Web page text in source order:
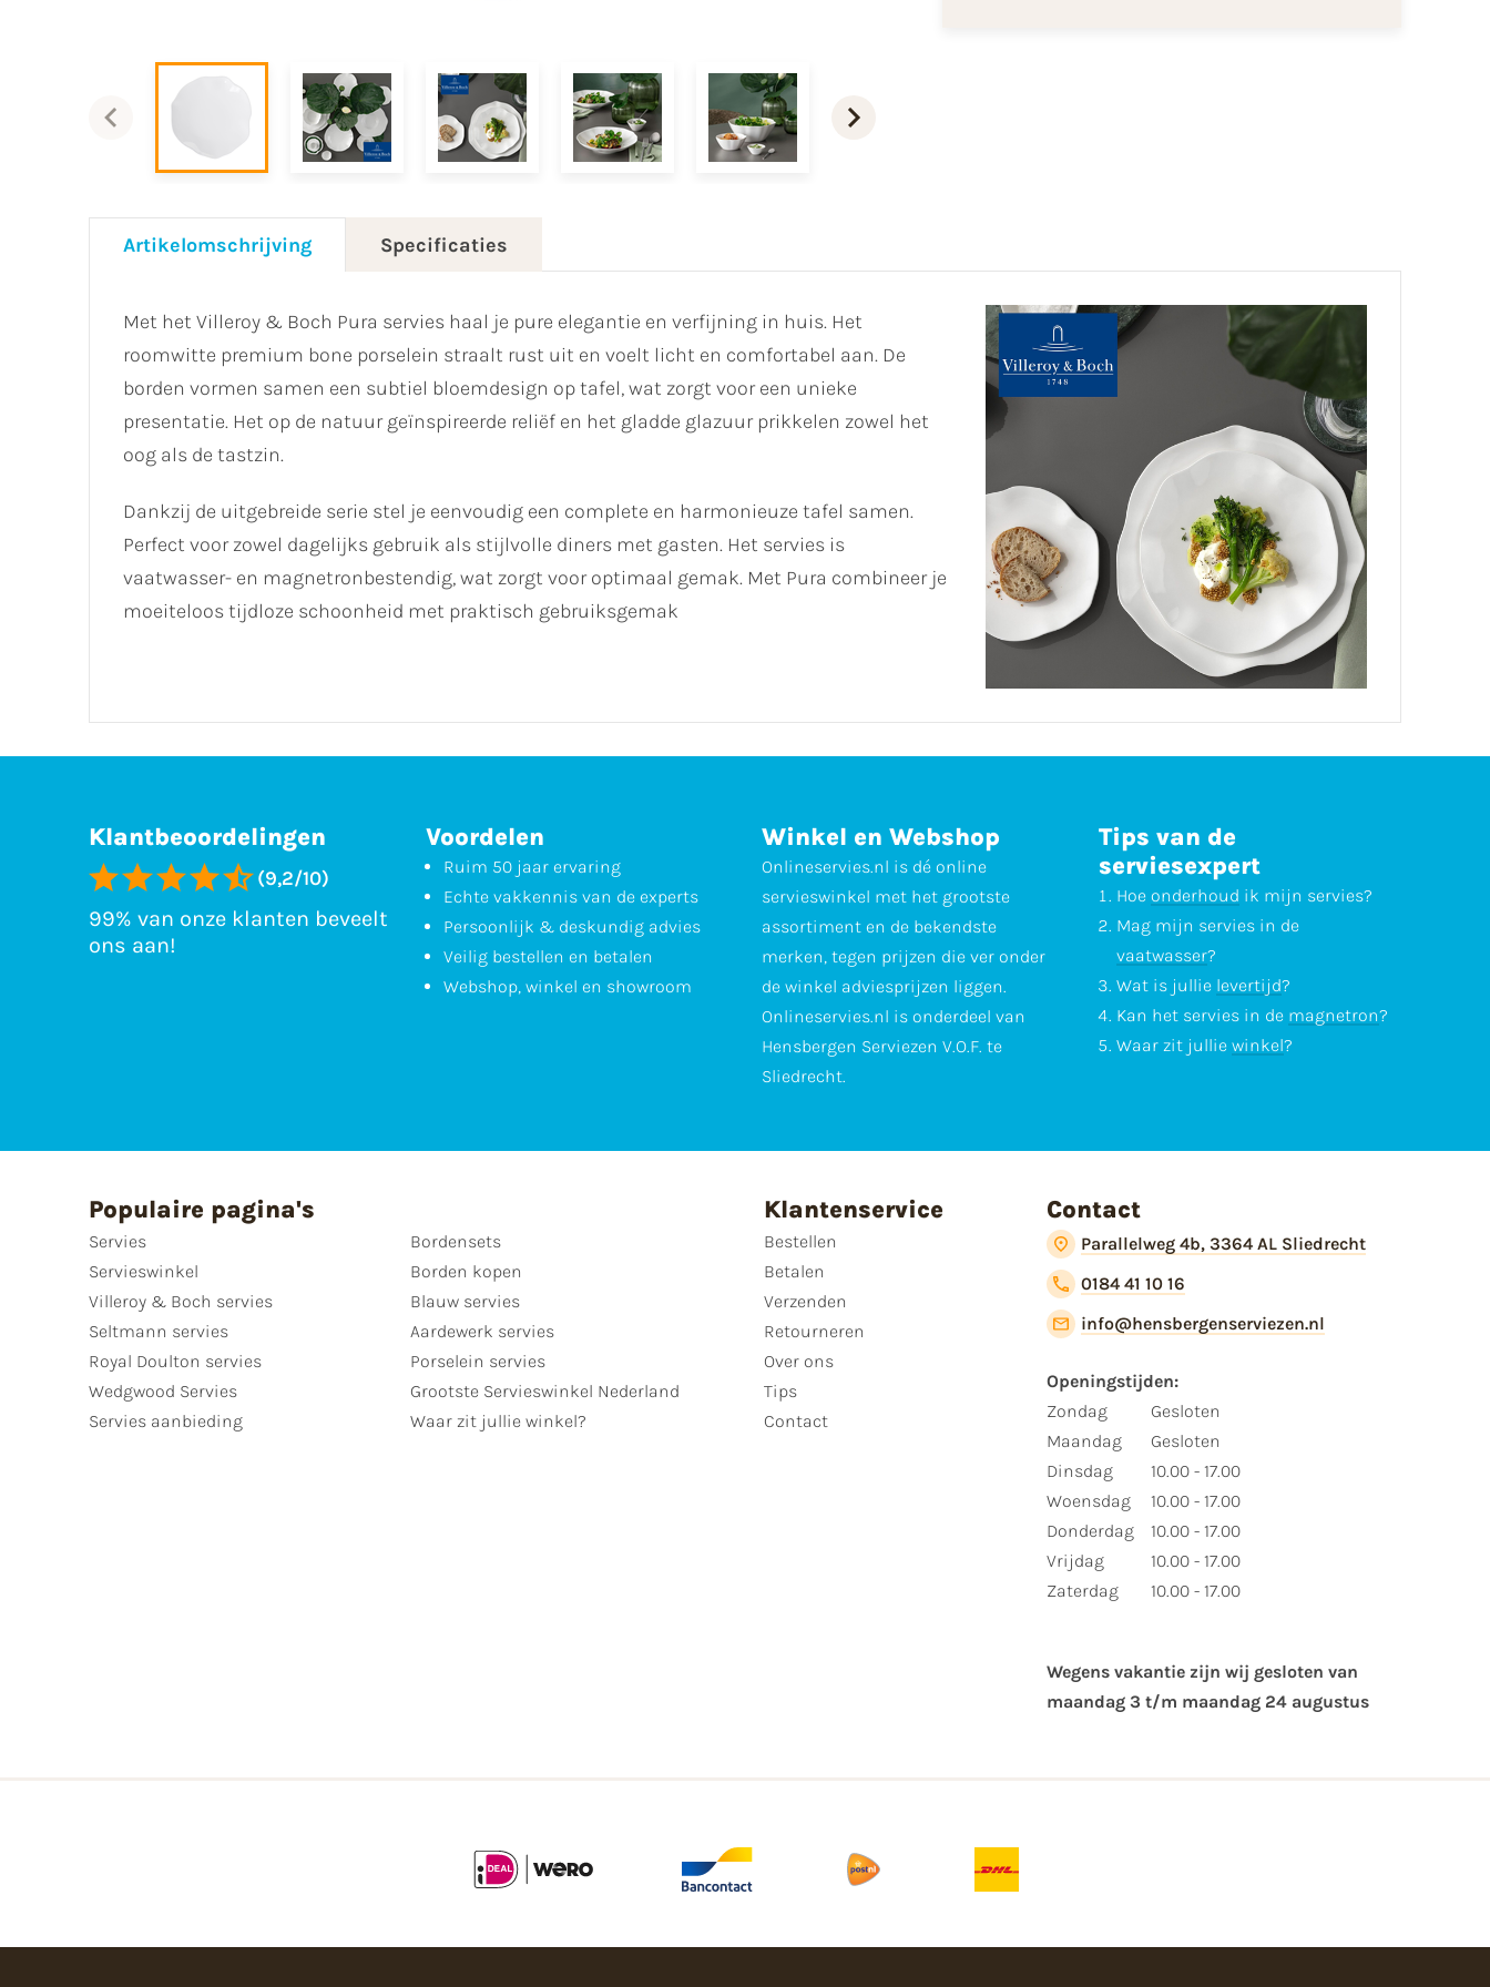
Artikelomschrijving Specificaties
Met het Villeroy & Boch Pura servies haal je pure elegantie en verfijning in huis. Het
roomwitte premium bone porselein straalt rust uit en voelt licht en comfortabel aan. De
borden vormen samen een subtiel bloemdesign op tafel, wat zorgt voor een unieke
presentatie. Het op de natuur geïnspireerde reliëf en het gladde glazuur prikkelen zowel het
oog als de tastzin.
Dankzij de uitgebreide serie stel je eenvoudig een complete en harmonieuze tafel samen.
Perfect voor zowel dagelijks gebruik als stijlvolle diners met gasten. Het servies is
vaatwasser- en magnetronbestendig, wat zorgt voor optimaal gemak. Met Pura combineer je
moeiteloos tijdloze schoonheid met praktisch gebruiksgemak
Klantbeoordelingen
(9,2/10)
99% van onze klanten beveelt
ons aan!
Voordelen
Ruim 50 jaar ervaring
Echte vakkennis van de experts
Persoonlijk & deskundig advies
Veilig bestellen en betalen
Webshop, winkel en showroom
Winkel en Webshop
Onlineservies.nl is dé online
servieswinkel met het grootste
assortiment en de bekendste
merken, tegen prijzen die ver onder
de winkel adviesprijzen liggen.
Onlineservies.nl is onderdeel van
Hensbergen Serviezen V.O.F. te
Sliedrecht.
Tips van de
serviesexpert
Hoe onderhoud ik mijn servies?
Mag mijn servies in de
vaatwasser?
Wat is jullie levertijd?
Kan het servies in de magnetron?
Waar zit jullie winkel?
Populaire pagina's
Servies
Servieswinkel
Villeroy & Boch servies
Seltmann servies
Royal Doulton servies
Wedgwood Servies
Servies aanbieding
Bordensets
Borden kopen
Blauw servies
Aardewerk servies
Porselein servies
Grootste Servieswinkel Nederland
Waar zit jullie winkel?
Klantenservice
Bestellen
Betalen
Verzenden
Retourneren
Over ons
Tips
Contact
Contact
Parallelweg 4b, 3364 AL Sliedrecht
0184 41 10 16
info@hensbergenserviezen.nl
Openingstijden:
Zondag
Maandag
Dinsdag
Woensdag
Donderdag
Vrijdag
Zaterdag
Gesloten
Gesloten
10.00 - 17.00
10.00 - 17.00
10.00 - 17.00
10.00 - 17.00
10.00 - 17.00
Wegens vakantie zijn wij gesloten van ​
maandag 3 t/m maandag 24 augustus